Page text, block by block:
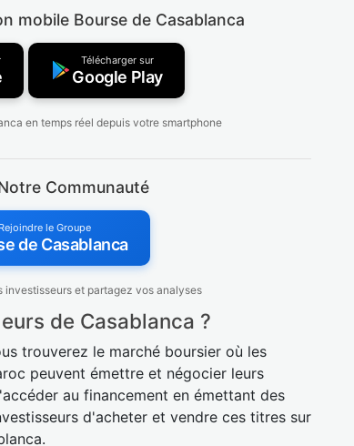
mobile Bourse de Casablanca
Télécharger sur
Google Play
en temps réel depuis votre smartphone
Communauté
Rejoindre le Groupe
de Casablanca
investisseurs et partagez vos analyses
de Casablanca ?
trouverez le marché boursier où les
peuvent émettre et négocier leurs
au financement en émettant des
d'acheter et vendre ces titres sur